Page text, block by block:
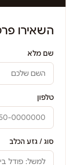
השאירו
שם מלא
טלפון
סוג / גזע הכלב